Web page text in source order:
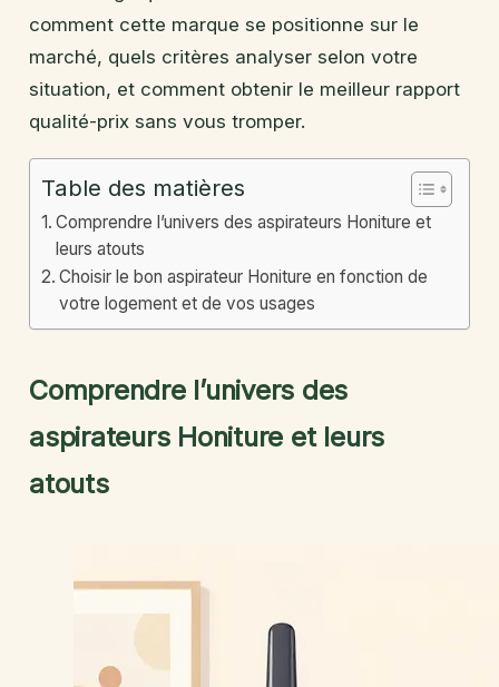
comment cette marque se positionne sur le
marché, quels critères analyser selon votre
situation, et comment obtenir le meilleur rapport
qualité-prix sans vous tromper.
Table des matières
Comprendre l’univers des aspirateurs Honiture et
leurs atouts
Choisir le bon aspirateur Honiture en fonction de
votre logement et de vos usages
Comprendre l’univers des
aspirateurs Honiture et leurs
atouts